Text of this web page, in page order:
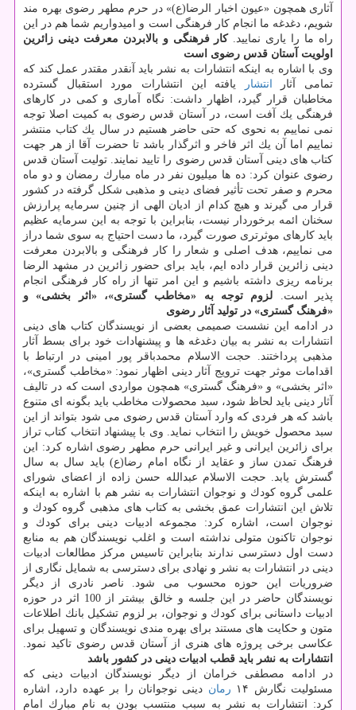
آثاری همچون «عیون اخبار الرضا(ع)» در حرم مطهر رضوی بهره مند
شویم، دغدغه ما انجام كار فرهنگی است و امیدواریم شما هم در این
راه ما را یاری نمایید.كار فرهنگی و بالابردن معرفت دینی زائرین
اولویت آستان قدس رضوی است
وی با اشاره به اینكه انتشارات به نشر باید آنقدر مقتدر عمل كند كه
تمامی آثار
انتشار
یافته این انتشارات مورد استقبال گسترده
مخاطبان قرار گیرد، اظهار داشت: نگاه آماری و كمی در كارهای
فرهنگی یك آفت است، در آستان قدس رضوی به كمیت اصلا توجه
نمی نماییم به نحوی كه حتی حاضر هستیم در سال یك كتاب منتشر
نماییم اما آن یك اثر فاخر و اثرگذار باشد تا حضرت آقا از هر جهت
كتاب های دینی آستان قدس رضوی را تایید نمایند. تولیت آستان قدس
رضوی عنوان كرد: ده ها میلیون نفر در ماه مبارك رمضان و دو ماه
محرم و صفر تحت تأثیر فضای دینی و مذهبی شكل گرفته در كشور
قرار می گیرند و هیچ كدام از ادیان الهی از چنین سرمایه پرارزش
سخنان ائمه برخوردار نیست، بنابراین با توجه به این سرمایه عظیم
باید كارهای موثرتری صورت گیرد، ما دست احتیاج به سوی شما دراز
می نماییم، هدف اصلی و شعار را كار فرهنگی و بالابردن معرفت
دینی زائرین قرار داده ایم، باید برای حضور زائرین در مشهد الرضا
برنامه ریزی داشته باشیم و این امر تنها از راه كار فرهنگی انجام
پذیر است. لزوم توجه به «مخاطب گستری»، «اثر بخشی» و
«فرهنگ گستری» در تولید آثار رضوی
در ادامه این نشست صمیمی بعضی از نویسندگان كتاب های دینی
انتشارات به نشر به بیان دغدغه ها و پیشنهادات خود برای بسط آثار
مذهبی پرداختند. حجت الاسلام محمدباقر پور امینی در ارتباط با
اقدامات موثر جهت ترویج آثار دینی اظهار نمود: «مخاطب گستری»،
«اثر بخشی» و «فرهنگ گستری» همچون مواردی است كه در تالیف
آثار دینی باید لحاظ شود، سبد محصولات مخاطب باید بگونه ای متنوع
باشد كه هر فردی كه وارد آستان قدس رضوی می شود بتواند از این
سبد محصول خویش را انتخاب نماید. وی با پیشنهاد انتخاب كتاب تراز
برای زائرین ایرانی و غیر ایرانی حرم مطهر رضوی اشاره كرد: این
فرهنگ تمدن ساز و عقاید از نگاه امام رضا(ع) باید سال به سال
گسترش یابد. حجت الاسلام عبدالله حسن زاده از اعضای شورای
علمی گروه كودك و نوجوان انتشارات به نشر هم با اشاره به اینكه
تلاش این انتشارات عمق بخشی به كتاب های مذهبی گروه كودك و
نوجوان است، اشاره كرد: مجموعه ادبیات دینی برای كودك و
نوجوان تاكنون متولی نداشته است و اغلب نویسندگان هم به منابع
دست اول دسترسی ندارند بنابراین تاسیس مركز مطالعات ادبیات
دینی در انتشارات به نشر و نهادی برای دسترسی به شمایل نگاری از
ضروریات این حوزه محسوب می شود. ناصر نادری از دیگر
نویسندگان حاضر در این جلسه و خالق بیشتر از 100 اثر در حوزه
ادبیات داستانی برای كودك و نوجوان، بر لزوم تشكیل بانك اطلاعات
متون و حكایت های مستند برای بهره مندی نویسندگان و تسهیل برای
عكاسی برخی پروژه های هنری از آستان قدس رضوی تاكید نمود.
انتشارات به نشر باید قطب ادبیات دینی در كشور باشد
در ادامه مصطفی خرامان از دیگر نویسندگان ادبیات دینی كه
مسئولیت نگارش ۱۴
رمان دینی نوجوانان را بر عهده دارد، اشاره
كرد: انتشارات به نشر به سبب منتسب بودن به نام مبارك امام